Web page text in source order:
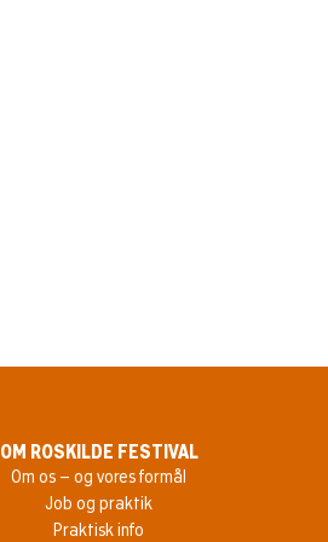
OM ROSKILDE FESTIVAL
Om os – og vores formål
Job og praktik
Praktisk info